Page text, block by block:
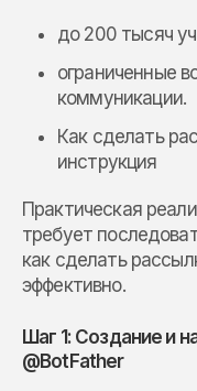
до 200 тысяч
ограниченные
коммуникации.
Как сделать
инструкция
Практическая
требует
как сделать
эффективно.
Шаг 1: Создание и
@BotFather